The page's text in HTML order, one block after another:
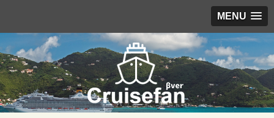
MENU